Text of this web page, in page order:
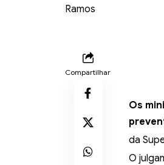
Compartilhar
Os
da
O